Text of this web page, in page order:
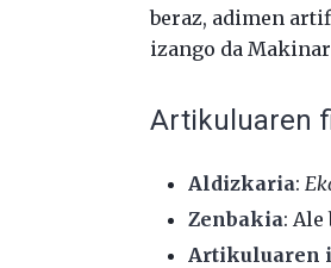
beraz, adimen
izango da
Artikuluaren
Aldizkaria:
Zenbakia:
Artikuluaren